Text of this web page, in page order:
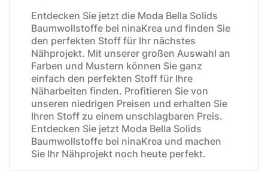
Entdecken Sie jetzt die Moda Bella Solids
Baumwollstoffe bei ninaKrea und finden Sie
den perfekten Stoff für Ihr nächstes
Nähprojekt. Mit unserer großen Auswahl an
Farben und Mustern können Sie ganz
einfach den perfekten Stoff für Ihre
Näharbeiten finden. Profitieren Sie von
unseren niedrigen Preisen und erhalten Sie
Ihren Stoff zu einem unschlagbaren Preis.
Entdecken Sie jetzt Moda Bella Solids
Baumwollstoffe bei ninaKrea und machen
Sie Ihr Nähprojekt noch heute perfekt.